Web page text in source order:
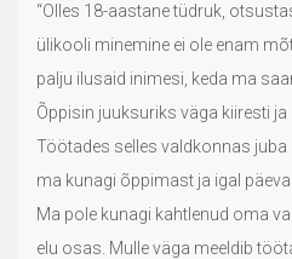
“Olles 18-aastane tüdruk,
ülikooli minemine ei ole enam
palju ilusaid inimesi, keda ma
Õppisin juuksuriks väga kiiresti ja
Töötades selles valdkonnas juba
ma kunagi õppimast ja igal
Ma pole kunagi kahtlenud oma
elu osas. Mulle väga meeldib